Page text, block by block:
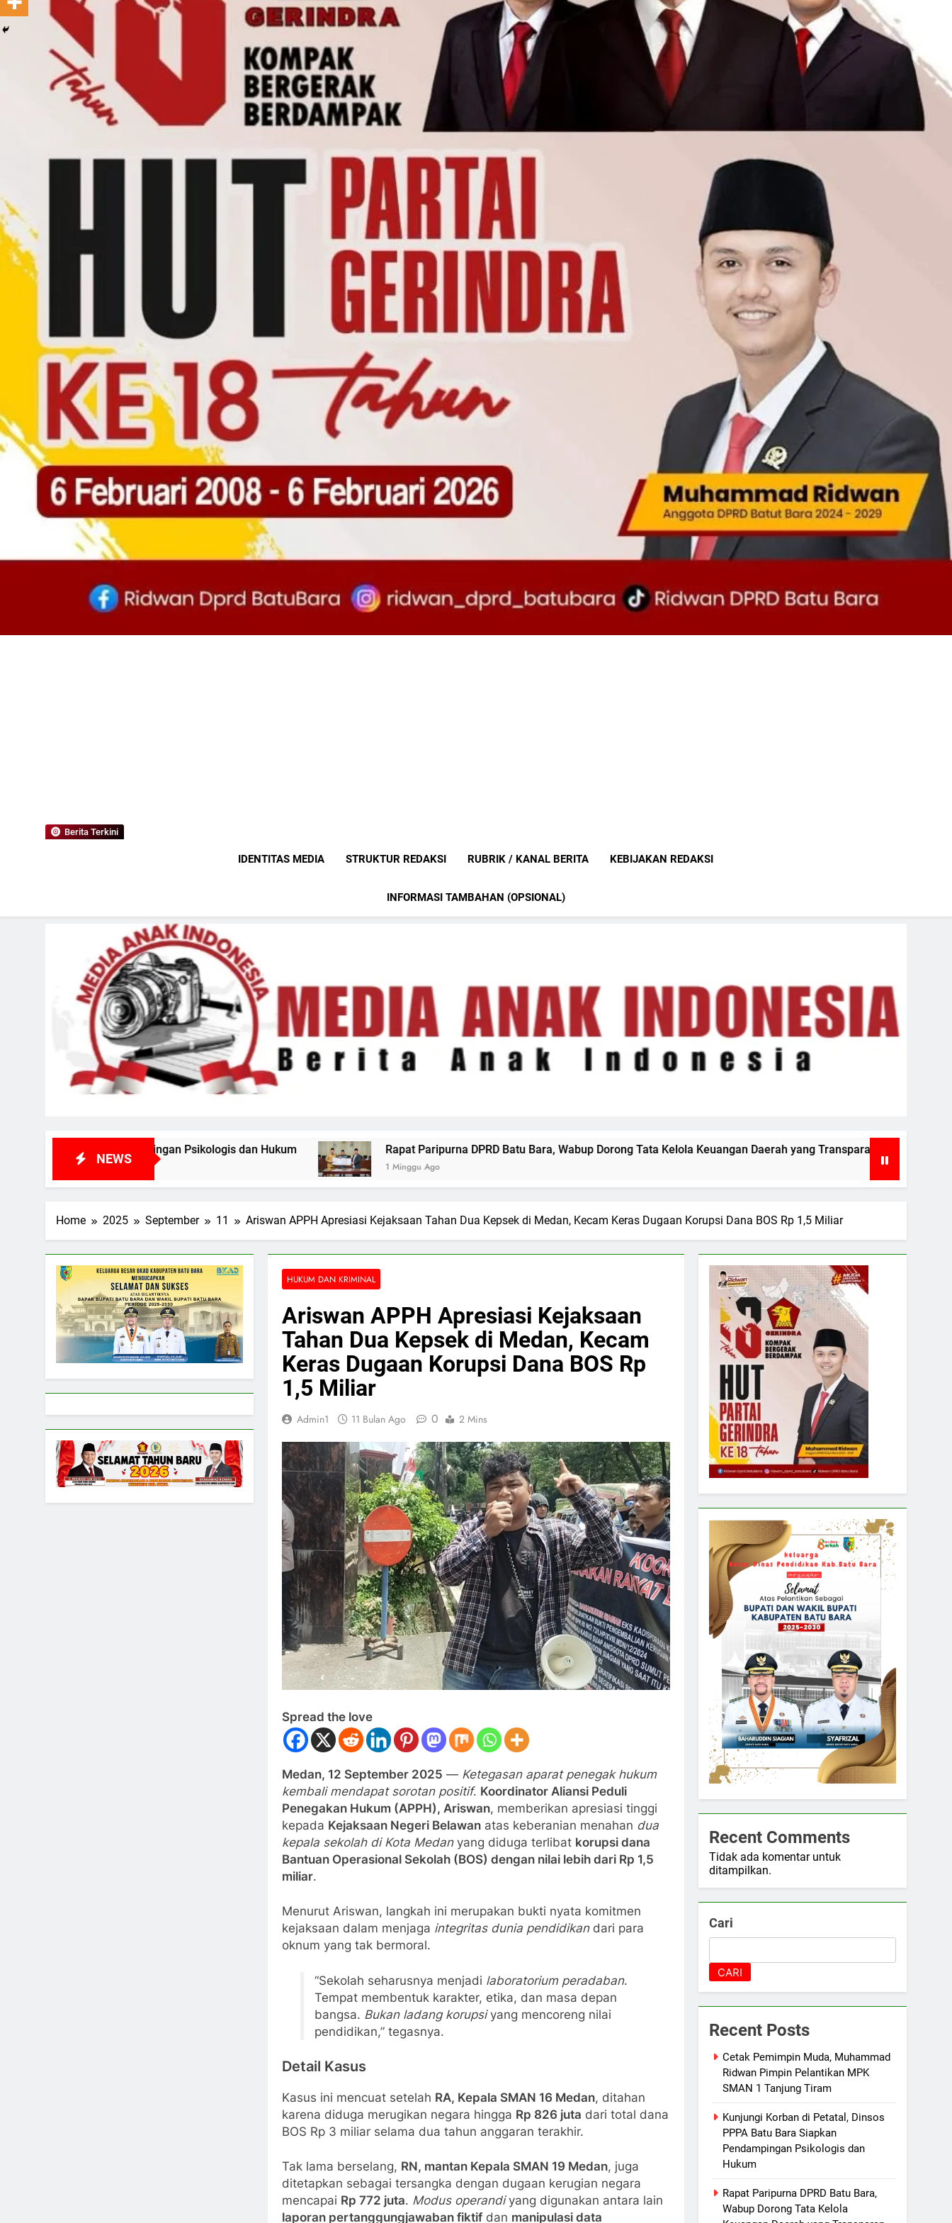
Berita Terkini
IDENTITAS MEDIA STRUKTUR REDAKSI RUBRIK / KANAL BERITA KEBIJAKAN REDAKSI
INFORMASI TAMBAHAN (OPSIONAL)
NEWS
Psikologis dan Hukum Rapat Paripurna DPRD Batu Bara, Wabup Dorong Tata Kelola Keuangan Daerah yang Transparan dan Akuntabel
Home 2025 September 11 Ariswan APPH Apresiasi Kejaksaan Tahan Dua Kepsek di Medan, Kecam Keras Dugaan Korupsi Dana BOS Rp 1,5 Miliar
HUKUM DAN KRIMINAL
Ariswan APPH Apresiasi Kejaksaan
Tahan Dua Kepsek di Medan, Kecam
Keras Dugaan Korupsi Dana BOS Rp
1,5 Miliar
Admin1 11 Bulan Ago 0 2 Mins
Spread the love
Medan, 12 September 2025 — Ketegasan aparat penegak hukum
kembali mendapat sorotan positif. Koordinator Aliansi Peduli
Penegakan Hukum (APPH), Ariswan, memberikan apresiasi tinggi
kepada Kejaksaan Negeri Belawan atas keberanian menahan dua
kepala sekolah di Kota Medanyang diduga terlibat korupsi dana
Bantuan Operasional Sekolah (BOS) dengan nilai lebih dari Rp 1,5
miliar.
Menurut Ariswan, langkah ini merupakan bukti nyata komitmen
kejaksaan dalam menjaga integritas dunia pendidikandari para
oknum yang tak bermoral.
“Sekolah seharusnya menjadi laboratorium peradaban.
Tempat membentuk karakter, etika, dan masa depan
bangsa. Bukan ladang korupsiyang mencoreng nilai
pendidikan,” tegasnya.
Detail Kasus
Kasus ini mencuat setelah RA, Kepala SMAN 16 Medan, ditahan
karena diduga merugikan negara hingga Rp 826 juta dari total dana
BOS Rp 3 miliar selama dua tahun anggaran terakhir.
Tak lama berselang, RN, mantan Kepala SMAN 19 Medan, juga
ditetapkan sebagai tersangka dengan dugaan kerugian negara
mencapai Rp 772 juta. Modus operandiyang digunakan antara lain
laporan pertanggungjawaban fiktifdan manipulasi data
Recent Comments
Tidak ada komentar untuk
ditampilkan.
Cari
CARI
Recent Posts
Cetak Pemimpin Muda, Muhammad
Ridwan Pimpin Pelantikan MPK
SMAN 1 Tanjung Tiram
Kunjungi Korban di Petatal, Dinsos
PPPA Batu Bara Siapkan
Pendampingan Psikologis dan
Hukum
Rapat Paripurna DPRD Batu Bara,
Wabup Dorong Tata Kelola